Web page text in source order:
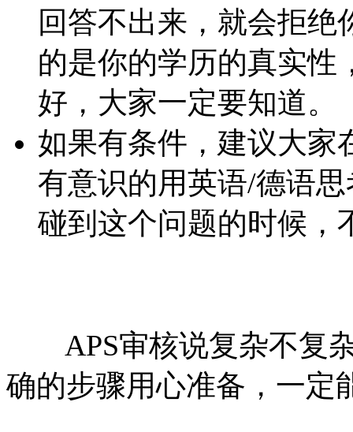
回答不出来，就会拒绝
的是你的学历的真实性
好，大家一定要知道。
如果有条件，建议大家
有意识的用英语/德语
碰到这个问题的时候，
APS审核说复杂不复杂
确的步骤用心准备，一定